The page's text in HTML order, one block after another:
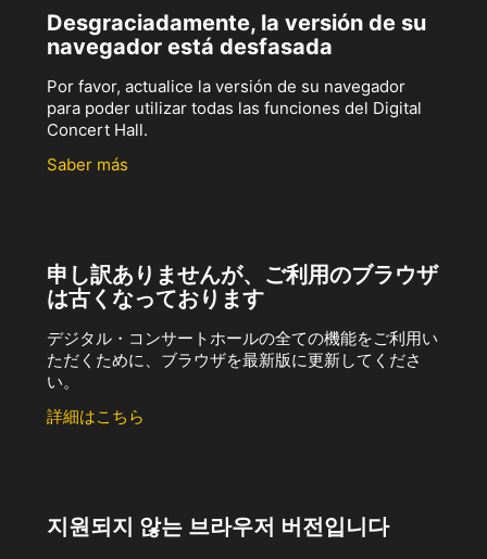
Desgraciadamente, la versión de su
navegador está desfasada
Por favor, actualice la versión de su navegador
para poder utilizar todas las funciones del Digital
Concert Hall.
Saber más
申し訳ありませんが、ご利用のブラウザ
は古くなっております
デジタル・コンサートホールの全ての機能をご利用い
ただくために、ブラウザを最新版に更新してくださ
い。
詳細はこちら
지원되지 않는 브라우저 버전입니다